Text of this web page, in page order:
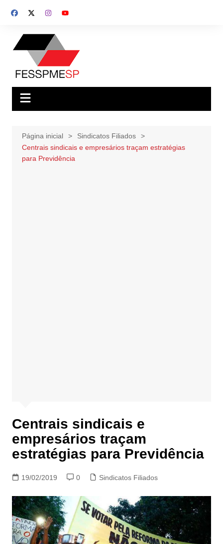
para
conteúdo
Página inicial
Sindicatos Filiados
Centrais sindicais e empresários traçam estratégias
para Previdência
Centrais sindicais e
empresários traçam
estratégias para Previdência
19/02/2019 0 Sindicatos Filiados